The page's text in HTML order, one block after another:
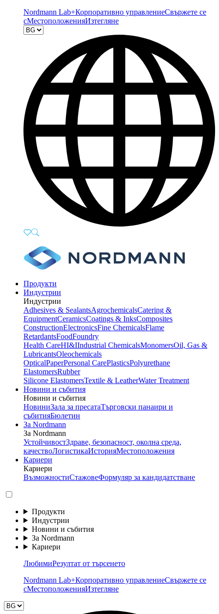
Nordmann Lab+Корпоративно управлениеСвържете се
сМестоположенияИзтегляне
Продукти
Индустрии
Индустрии
Adhesives & SealantsAgrochemicalsCatering &
EquipmentCeramicsCoatings & InksComposites
ConstructionElectronicsFine ChemicalsFlame
RetardantsFoodFoundry
Health CareHI&IIndustrial ChemicalsMonomersOil, Gas &
LubricantsOleochemicals
OpticalPaperPersonal CarePlasticsPolyurethane
ElastomersRubber
Silicone ElastomersTextile & LeatherWater Treatment
Новини и събития
Новини и събития
НовиниЗала за пресатаТърговски панаири и
събитияБюлетин
За Nordmann
За Nordmann
УстойчивостЗдраве, безопасност, околна среда,
качествоЛогистикаИсторияМестоположения
Кариери
Кариери
ВъзможностиСтажовеФормуляр за кандидатстване
Продукти
Индустрии
Новини и събития
За Nordmann
Кариери
ЛюбимиРезултат от търсенето
Nordmann Lab+Корпоративно управлениеСвържете се
сМестоположенияИзтегляне